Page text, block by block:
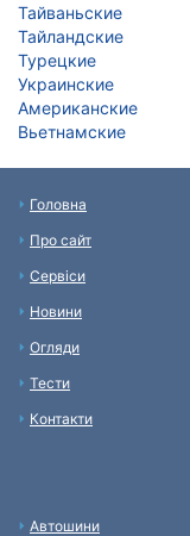
Тайваньские
Тайландские
Турецкие
Украинские
Американские
Вьетнамские
Головна
Про сайт
Сервіси
Новини
Огляди
Тести
Контакти
Автошини